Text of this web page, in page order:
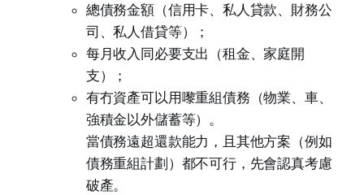
總債務金額（信用卡、私人貸款、財務公
司、私人借貸等）；
每月收入同必要支出（租金、家庭開
支）；
有冇資產可以用嚟重組債務（物業、車、
強積金以外儲蓄等）。
當債務遠超還款能力，且其他方案（例如
債務重組計劃）都不可行，先會認真考慮
破產。